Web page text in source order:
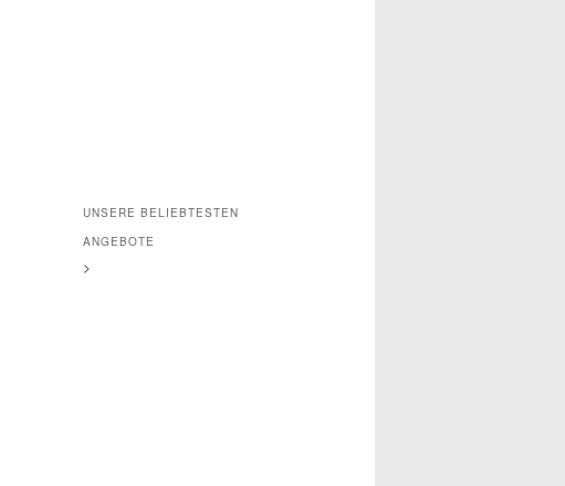
UNSERE BELIEBTESTEN
ANGEBOTE
>